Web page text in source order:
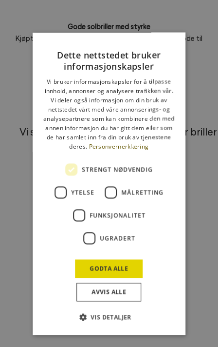
Gode solbriller med styrke
Kjøpte solbriller med styrke, og de var overraskende gode til
prisen. Svært fornøyd!
Gå til element 1
Gå til element 2
Gå til element 3
Vi sender innen 24 timer 3 par
Dette nettstedet bruker
informasjonskapsler
Vi bruker informasjonskapsler for å tilpasse
innhold, annonser og analysere trafikken vår.
Vi deler også informasjon om din bruk av
nettstedet vårt med våre annonserings- og
analysepartnere som kan kombinere den med
annen informasjon du har gitt dem eller som
de har samlet inn fra din bruk av tjenestene
deres. Personvernerklæring
STRENGT NØDVENDIG
YTELSE MÅLRETTING
FUNKSJONALITET
UGRADERT
GODTA ALLE
AVVIS ALLE
VIS DETALJER